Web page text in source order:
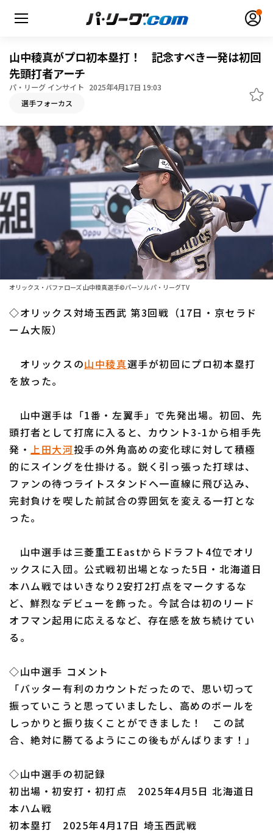
HOME
動画
日程・結果
順位表･成績
1軍公式戦
ファーム東地区
ファーム西地区
選手名鑑
選手名鑑トップ
北海道日本ハムファイターズ
埼玉西武ライオンズ
オリックス・バファローズ
福岡ソフトバンクホークス
ニュース
設定
利用規約 プライバシーポリシー
特定商取引法の表示
山中稜真がプロ初本塁打！ 記念すべき一発は初回
先頭打者アーチ
パ・リーグ インサイト 2025年4月17日 19:03
選手フォーカス
オリックス・バファローズ 山中稜真選手©パーソル パ・リーグTV
◇オリックス対埼玉西武 第3回戦（17日・京セラド
ーム大阪）
オリックスの山中稜真選手が初回にプロ初本塁打
を放った。
山中選手は「1番・左翼手」で先発出場。初回、先
頭打者として打席に入ると、カウント3-1から相手先
発・上田大河投手の外角高めの変化球に対して積極
的にスイングを仕掛ける。鋭く引っ張った打球は、
ファンの待つライトスタンドへ一直線に飛び込み、
完封負けを喫した前試合の雰囲気を変える一打とな
った。
山中選手は三菱重工Eastからドラフト4位でオリ
ックスに入団。公式戦初出場となった5日・北海道日
本ハム戦ではいきなり2安打2打点をマークするな
ど、鮮烈なデビューを飾った。今試合は初のリード
オフマン起用に応えるなど、存在感を放ち続けてい
る。
◇山中選手 コメント
「バッター有利のカウントだったので、思い切って
振っていこうと思っていましたし、高めのボールを
しっかりと振り抜くことができました！ この試
合、絶対に勝てるようにこの後もがんばります！」
◇山中選手の初記録
初出場・初安打・初打点 2025年4月5日 北海道日
本ハム戦
初本塁打 2025年4月17日 埼玉西武戦